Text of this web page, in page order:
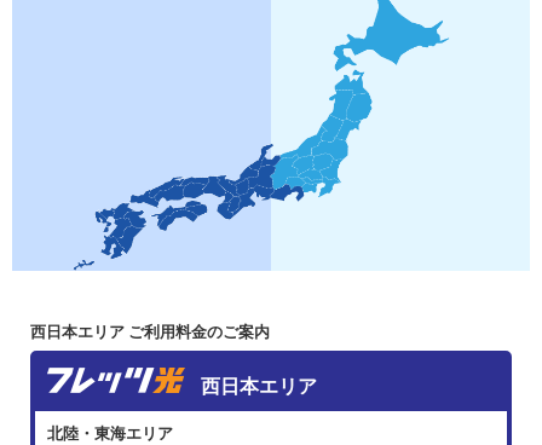
西日本エリア ご利用料金のご案内
西日本エリア
北陸・東海エリア